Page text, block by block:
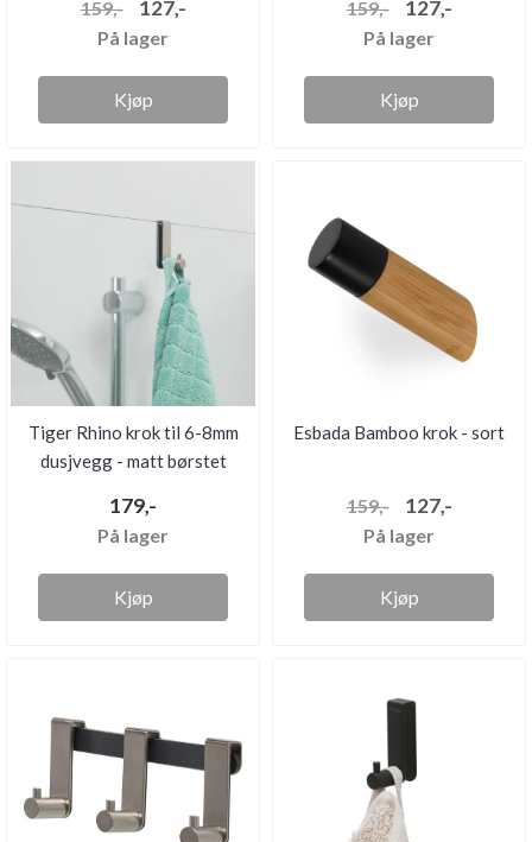
159,- 127,-
På lager
Kjøp
159,- 127,-
På lager
Kjøp
Tiger Rhino krok til 6-8mm
dusjvegg - matt børstet
179,-
På lager
Kjøp
Esbada Bamboo krok - sort
159,- 127,-
På lager
Kjøp